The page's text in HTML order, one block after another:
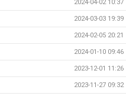
2024-04-02 10:37
2024-03-03 19:39
2024-02-05 20:21
2024-01-10 09:46
2023-12-01 11:26
2023-11-27 09:32